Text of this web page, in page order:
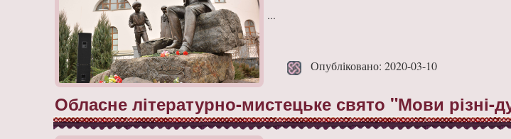
...
Опубліковано: 2020-03-10
Обласне літературно-мистецьке свято "Мови різні-